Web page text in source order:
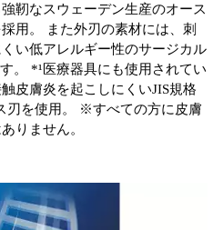
靭なスウェーデン生産のオース
用。 また外刃の素材には、刺
い低アレルギー性のサージカル
。 *¹医療器具にも使用されてい
皮膚炎を起こしにくいJIS規格
刃を使用。 ※すべての方に皮膚
りません。